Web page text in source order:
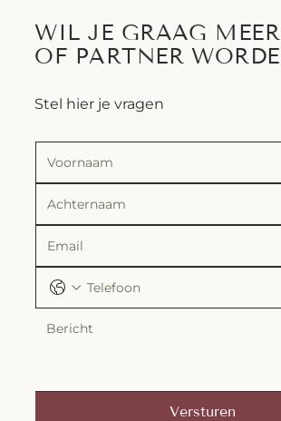
WIL JE GRAAG
OF PARTNER
Stel hier je vragen
Versturen